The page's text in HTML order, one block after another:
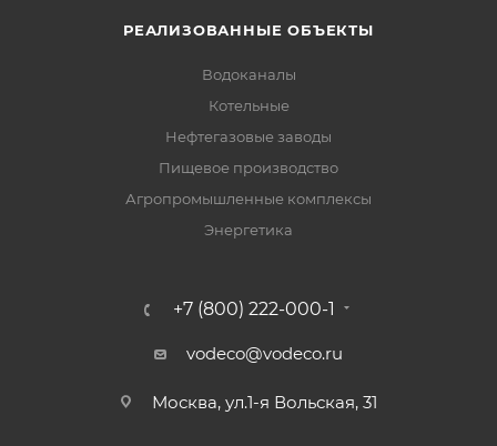
РЕАЛИЗОВАННЫЕ ОБЪЕКТЫ
Водоканалы
Котельные
Нефтегазовые заводы
Пищевое производство
Агропромышленные комплексы
Энергетика
+7 (800) 222-000-1
vodeco@vodeco.ru
Москва, ул.1-я Вольская, 31